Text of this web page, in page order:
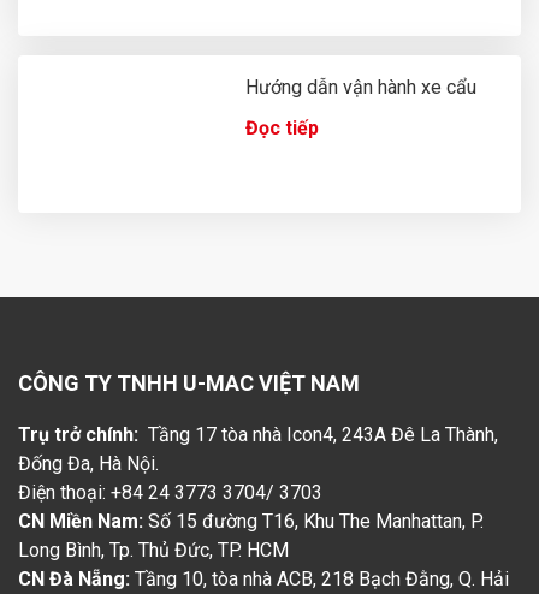
Hướng dẫn vận hành xe cẩu
Đọc tiếp
CÔNG TY TNHH U-MAC VIỆT NAM
Trụ trở chính: Tầng 17 tòa nhà Icon4, 243A Đê La Thành,
Đống Đa, Hà Nội.
Điện thoại: +84 24 3773 3704/ 3703
CN Miền Nam: Số 15 đường T16, Khu The Manhattan, P.
Long Bình, Tp. Thủ Đức, TP. HCM
CN Đà Nẵng: Tầng 10, tòa nhà ACB, 218 Bạch Đằng, Q. Hải